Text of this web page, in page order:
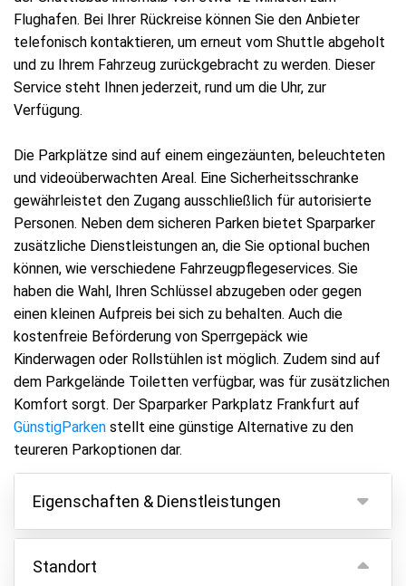
Flughafen. Bei Ihrer Rückreise können Sie den Anbieter
telefonisch kontaktieren, um erneut vom Shuttle abgeholt
und zu Ihrem Fahrzeug zurückgebracht zu werden. Dieser
Service steht Ihnen jederzeit, rund um die Uhr, zur
Verfügung.
Die Parkplätze sind auf einem eingezäunten, beleuchteten
und videoüberwachten Areal. Eine Sicherheitsschranke
gewährleistet den Zugang ausschließlich für autorisierte
Personen. Neben dem sicheren Parken bietet Sparparker
zusätzliche Dienstleistungen an, die Sie optional buchen
können, wie verschiedene Fahrzeugpflegeservices. Sie
haben die Wahl, Ihren Schlüssel abzugeben oder gegen
einen kleinen Aufpreis bei sich zu behalten. Auch die
kostenfreie Beförderung von Sperrgepäck wie
Kinderwagen oder Rollstühlen ist möglich. Zudem sind auf
dem Parkgelände Toiletten verfügbar, was für zusätzlichen
Komfort sorgt. Der Sparparker Parkplatz Frankfurt auf
GünstigParken stellt eine günstige Alternative zu den
teureren Parkoptionen dar.
Eigenschaften & Dienstleistungen
Eigenschaften
Parken innen
Standort